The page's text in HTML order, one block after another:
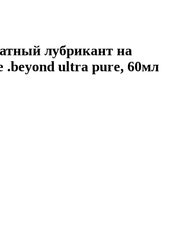
лубрикант на
.beyond ultra pure, 60мл